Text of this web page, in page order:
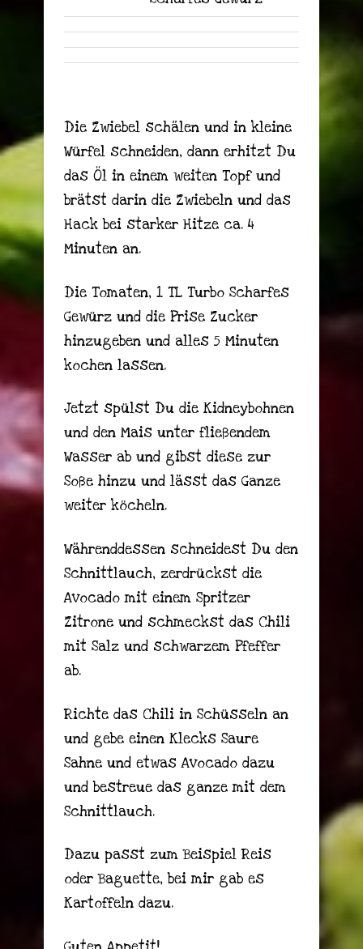
Die Zwiebel schälen und in kleine
Würfel schneiden, dann erhitzt Du
das Öl in einem weiten Topf und
brätst darin die Zwiebeln und das
Hack bei starker Hitze ca. 4
Minuten an.
Die Tomaten, 1 TL Turbo Scharfes
Gewürz und die Prise Zucker
hinzugeben und alles 5 Minuten
kochen lassen.
Jetzt spülst Du die Kidneybohnen
und den Mais unter fließendem
Wasser ab und gibst diese zur
Soße hinzu und lässt das Ganze
weiter köcheln.
Währenddessen schneidest Du den
Schnittlauch, zerdrückst die
Avocado mit einem Spritzer
Zitrone und schmeckst das Chili
mit Salz und schwarzem Pfeffer
ab.
Richte das Chili in Schüsseln an
und gebe einen Klecks Saure
Sahne und etwas Avocado dazu
und bestreue das ganze mit dem
Schnittlauch.
Dazu passt zum Beispiel Reis
oder Baguette, bei mir gab es
Kartoffeln dazu.